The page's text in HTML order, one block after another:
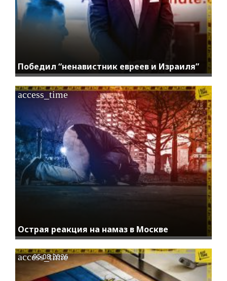
Победил “ненавистник евреев и Израиля”
Острая реакция на намаз в Москве
access_time
access_time
05.08.2026